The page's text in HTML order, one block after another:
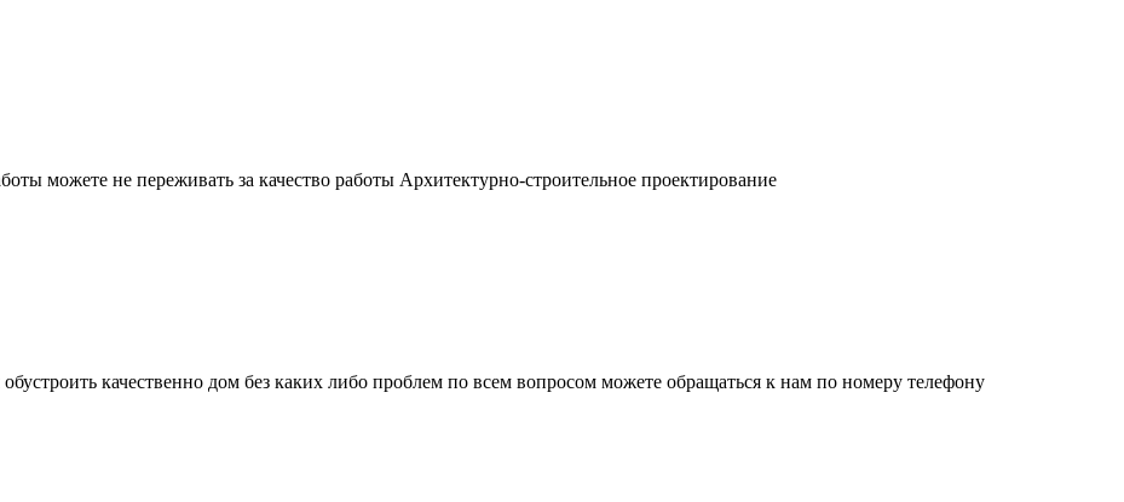
можете не переживать за качество работы Архитектурно-строительное проектирование
качественно дом без каких либо проблем по всем вопросом можете обращаться к нам по номеру телефону